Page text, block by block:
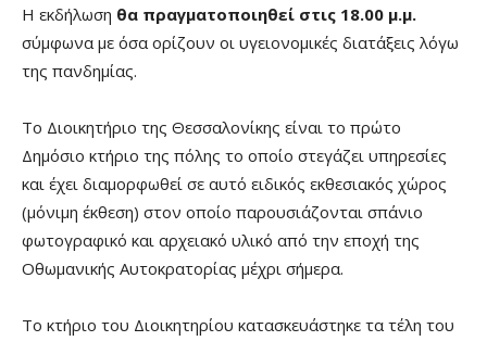
Η εκδήλωση θα πραγματοποιηθεί στις 18.00 μ.μ.
σύμφωνα με όσα ορίζουν οι υγειονομικές διατάξεις λόγω
της πανδημίας.
Το Διοικητήριο της Θεσσαλονίκης είναι το πρώτο
Δημόσιο κτήριο της πόλης το οποίο στεγάζει υπηρεσίες
και έχει διαμορφωθεί σε αυτό ειδικός εκθεσιακός χώρος
(μόνιμη έκθεση) στον οποίο παρουσιάζονται σπάνιο
φωτογραφικό και αρχειακό υλικό από την εποχή της
Οθωμανικής Αυτοκρατορίας μέχρι σήμερα.
Το κτήριο του Διοικητηρίου κατασκευάστηκε τα τέλη του